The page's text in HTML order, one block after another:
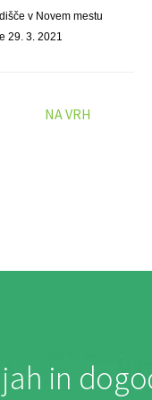
v Novem mestu
29. 3. 2021
NA VRH
in